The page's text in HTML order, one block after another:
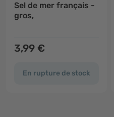
Sel de mer français -
gros,
3,99 €
En rupture de stock